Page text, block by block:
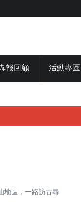
報回顧 活動專區
地區，一路訪古尋